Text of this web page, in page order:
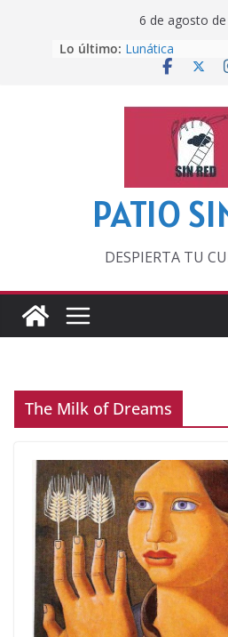
6 de agosto
Lo último: Lunática
Pero, hasta
‘La broma
lecturas
Otra del Mundial
PATIO
DESPIERTA TU
The Milk of Dreams